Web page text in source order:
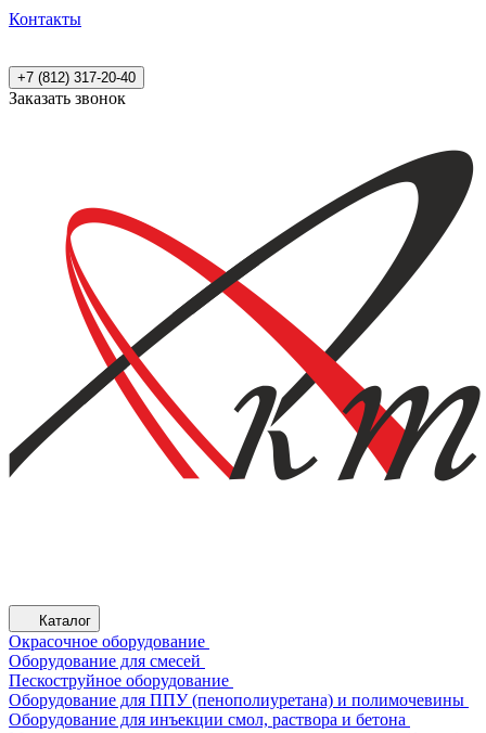
Контакты
+7 (812) 317-20-40
Заказать звонок
Каталог
Окрасочное оборудование
Оборудование для смесей
Пескоструйное оборудование
Оборудование для ППУ (пенополиуретана) и полимочевины
Оборудование для инъекции смол, раствора и бетона